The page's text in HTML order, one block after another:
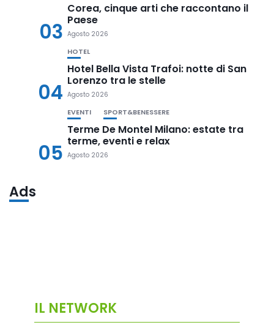
03
Corea, cinque arti che raccontano il
Paese
Agosto 2026
04
HOTEL
Hotel Bella Vista Trafoi: notte di San
Lorenzo tra le stelle
Agosto 2026
05
EVENTI SPORT&BENESSERE
Terme De Montel Milano: estate tra
terme, eventi e relax
Agosto 2026
Ads
IL NETWORK